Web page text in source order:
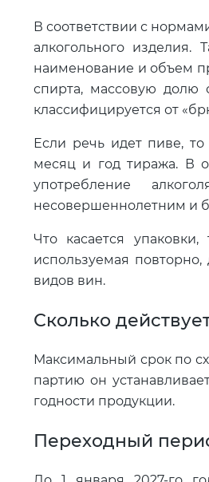
В соответствии с
алкогольного изделия.
наименование и объем
спирта, массовую долю
классифицируется от
Если речь идет пиве,
месяц и год тиража. В
употребление
несовершеннолетним и
Что касается
используемая
видов вин.
Сколько
Максимальный срок по
партию он
годности продукции.
Переходный